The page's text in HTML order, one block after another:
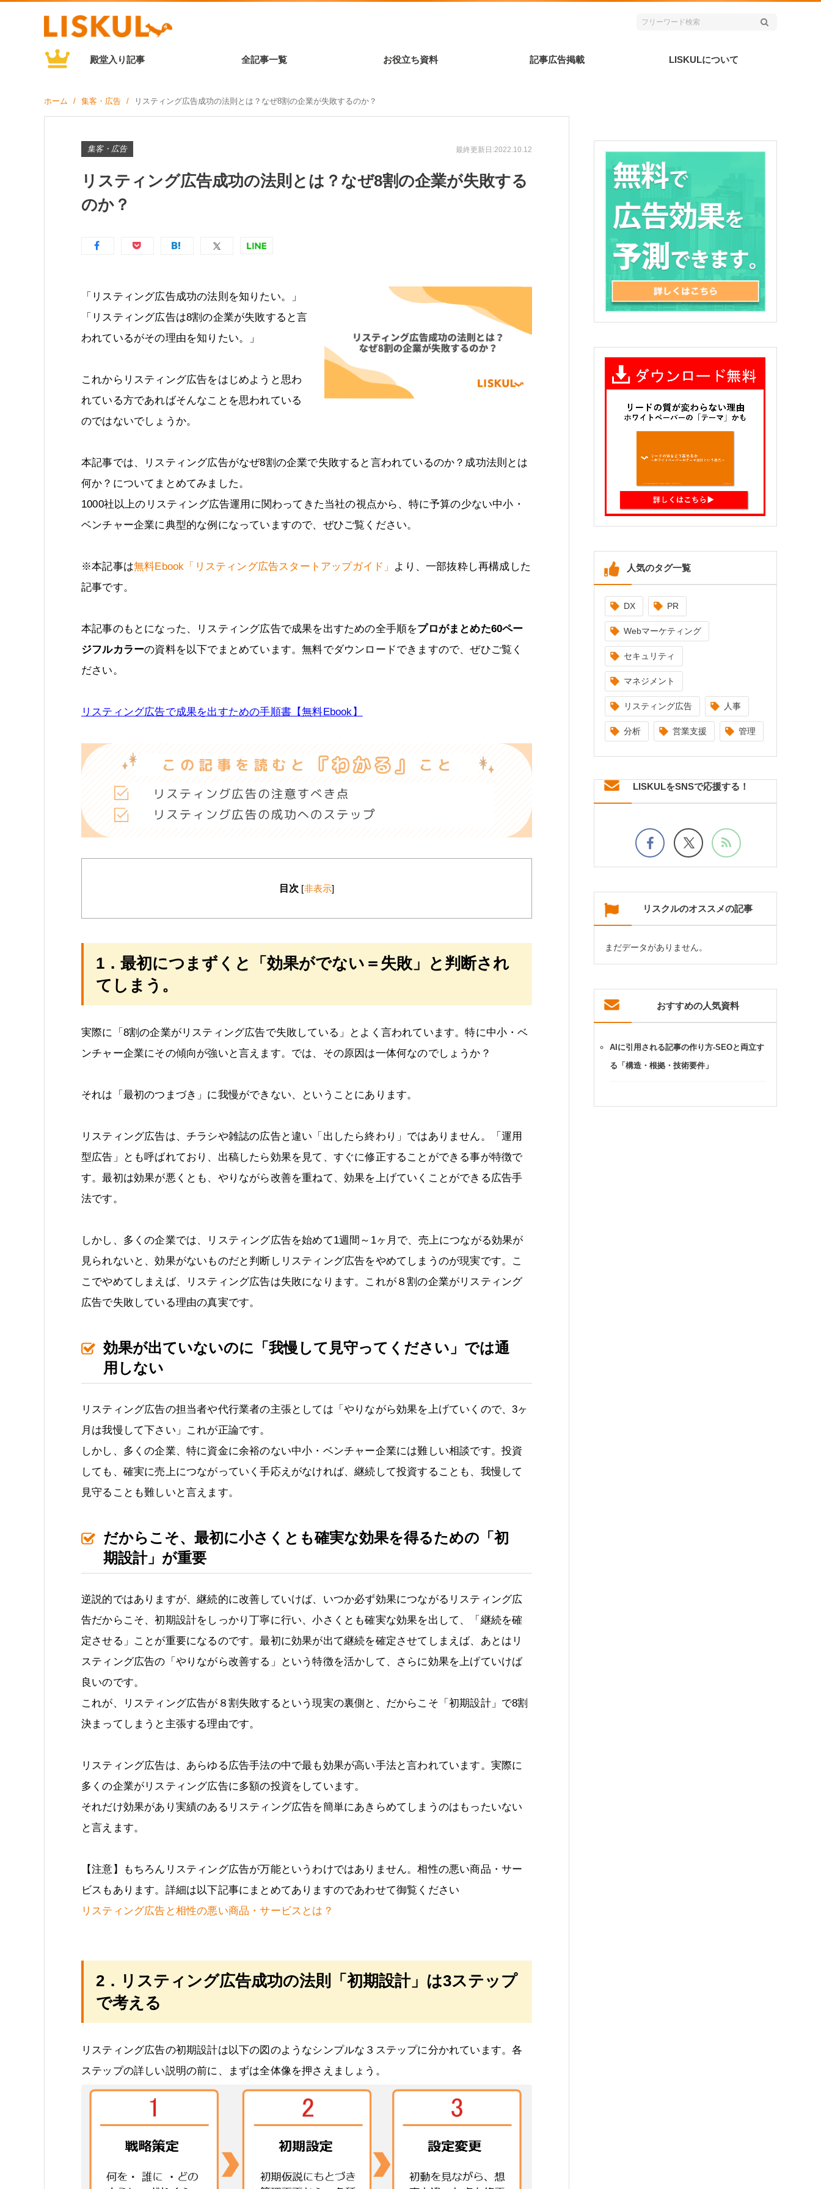
殿堂入り記事 全記事一覧 お役立ち資料 記事広告掲載 LISKULについて
ホーム 集客・広告 リスティング広告成功の法則とは？なぜ8割の企業が失敗するのか？
集客・広告 最終更新日:2022.10.12
リスティング広告成功の法則とは？なぜ8割の企業が失敗する
のか？
「リスティング広告成功の法則を知りたい。」
「リスティング広告は8割の企業が失敗すると言
われているがその理由を知りたい。」
これからリスティング広告をはじめようと思わ
れている方であればそんなことを思われている
のではないでしょうか。
本記事では、リスティング広告がなぜ8割の企業で失敗すると言われているのか？成功法則とは
何か？についてまとめてみました。
1000社以上のリスティング広告運用に関わってきた当社の視点から、特に予算の少ない中小・
ベンチャー企業に典型的な例になっていますので、ぜひご覧ください。
※本記事は無料Ebook「リスティング広告スタートアップガイド」 より、一部抜粋し再構成した
記事です。
本記事のもとになった、リスティング広告で成果を出すための全手順をプロがまとめた60ペー
ジフルカラーの資料を以下でまとめています。無料でダウンロードできますので、ぜひご覧く
ださい。
リスティング広告で成果を出すための手順書【無料Ebook】
目次 [非表示]
1．最初につまずくと「効果がでない＝失敗」と判断され
てしまう。
実際に「8割の企業がリスティング広告で失敗している」とよく言われています。特に中小・ベ
ンチャー企業にその傾向が強いと言えます。では、その原因は一体何なのでしょうか？
それは「最初のつまづき」に我慢ができない、ということにあります。
リスティング広告は、チラシや雑誌の広告と違い「出したら終わり」ではありません。「運用
型広告」とも呼ばれており、出稿したら効果を見て、すぐに修正することができる事が特徴で
す。最初は効果が悪くとも、やりながら改善を重ねて、効果を上げていくことができる広告手
法です。
しかし、多くの企業では、リスティング広告を始めて1週間～1ヶ月で、売上につながる効果が
見られないと、効果がないものだと判断しリスティング広告をやめてしまうのが現実です。こ
こでやめてしまえば、リスティング広告は失敗になります。これが８割の企業がリスティング
広告で失敗している理由の真実です。
効果が出ていないのに「我慢して見守ってください」では通
用しない
リスティング広告の担当者や代行業者の主張としては「やりながら効果を上げていくので、3ヶ
月は我慢して下さい」これが正論です。
しかし、多くの企業、特に資金に余裕のない中小・ベンチャー企業には難しい相談です。投資
しても、確実に売上につながっていく手応えがなければ、継続して投資することも、我慢して
見守ることも難しいと言えます。
だからこそ、最初に小さくとも確実な効果を得るための「初
期設計」が重要
逆説的ではありますが、継続的に改善していけば、いつか必ず効果につながるリスティング広
告だからこそ、初期設計をしっかり丁寧に行い、小さくとも確実な効果を出して、「継続を確
定させる」ことが重要になるのです。最初に効果が出て継続を確定させてしまえば、あとはリ
スティング広告の「やりながら改善する」という特徴を活かして、さらに効果を上げていけば
良いのです。
これが、リスティング広告が８割失敗するという現実の裏側と、だからこそ「初期設計」で8割
決まってしまうと主張する理由です。
リスティング広告は、あらゆる広告手法の中で最も効果が高い手法と言われています。実際に
多くの企業がリスティング広告に多額の投資をしています。
それだけ効果があり実績のあるリスティング広告を簡単にあきらめてしまうのはもったいない
と言えます。
【注意】もちろんリスティング広告が万能というわけではありません。相性の悪い商品・サー
ビスもあります。詳細は以下記事にまとめてありますのであわせて御覧ください
リスティング広告と相性の悪い商品・サービスとは？
2．リスティング広告成功の法則「初期設計」は3ステップ
で考える
リスティング広告の初期設計は以下の図のようなシンプルな３ステップに分かれています。各
ステップの詳しい説明の前に、まずは全体像を押さえましょう。
人気のタグ一覧
DX PR
Webマーケティング
セキュリティ
マネジメント
リスティング広告 人事
分析 営業支援 管理
LISKULをSNSで応援する！
リスクルのオススメの記事
まだデータがありません。
おすすめの人気資料
AIに引用される記事の作り方-SEOと両立す
る「構造・根拠・技術要件」